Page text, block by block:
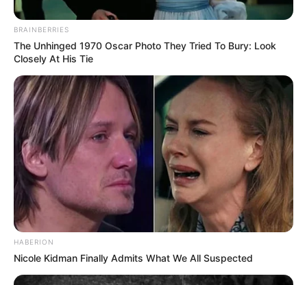
BRAINBERRIES
The Unhinged 1970 Oscar Photo They Tried To Bury: Look
Closely At His Tie
HABERION
Nicole Kidman Finally Admits What We All Suspected